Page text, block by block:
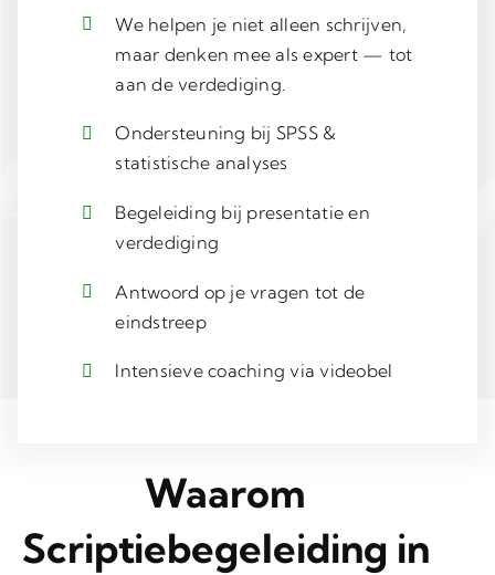
We helpen je niet alleen schrijven,
maar denken mee als expert — tot
aan de verdediging.
Ondersteuning bij SPSS &
statistische analyses
Begeleiding bij presentatie en
verdediging
Antwoord op je vragen tot de
eindstreep
Intensieve coaching via videobel
Waarom
Scriptiebegeleiding in